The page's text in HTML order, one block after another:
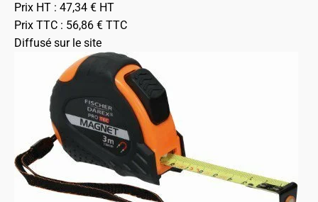
Prix HT : 47,34 € HT
Prix TTC : 56,86 € TTC
Diffusé sur le site